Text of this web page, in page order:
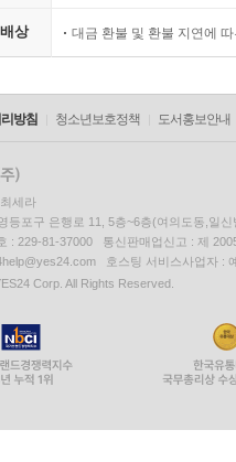
상 대금 환불 및 환불 지연에
방침 청소년보호정책 도서홍보안내
세라
등포구 은행로 11, 5층~6층(여의도동,일신
: 229-81-37000 통신판매업신고 : 제
호스팅 서비스사업자 :
Corp. All Rights Reserved.